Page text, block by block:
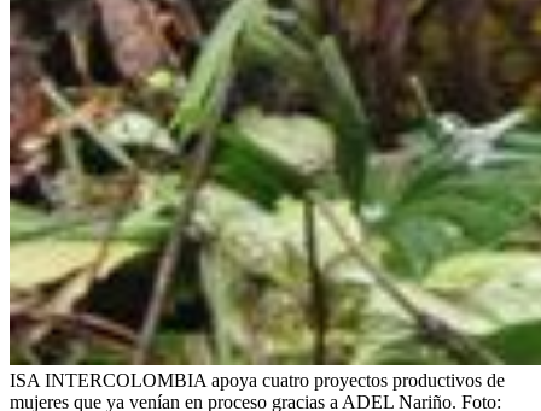
ISA INTERCOLOMBIA apoya cuatro proyectos productivos de
mujeres que ya venían en proceso gracias a ADEL Nariño. Foto: